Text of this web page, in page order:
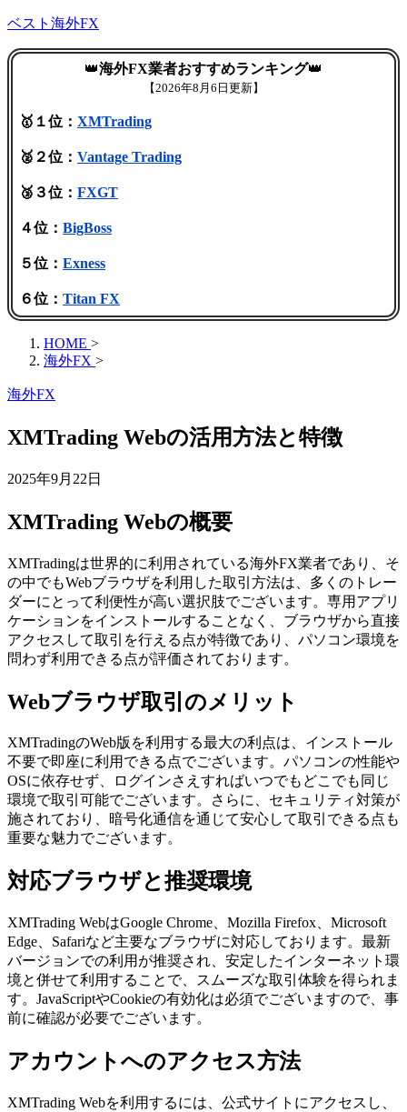
ベスト海外FX
👑海外FX業者おすすめランキング👑
【2026年8月6日更新】
🥇１位： XMTrading
🥈２位： Vantage Trading
🥉３位： FXGT
４位： BigBoss
５位： Exness
６位： Titan FX
HOME >
海外FX >
海外FX
XMTrading Webの活用方法と特徴
2025年9月22日
XMTrading Webの概要
XMTradingは世界的に利用されている海外FX業者であり、そ
の中でもWebブラウザを利用した取引方法は、多くのトレー
ダーにとって利便性が高い選択肢でございます。専用アプリ
ケーションをインストールすることなく、ブラウザから直接
アクセスして取引を行える点が特徴であり、パソコン環境を
問わず利用できる点が評価されております。
Webブラウザ取引のメリット
XMTradingのWeb版を利用する最大の利点は、インストール
不要で即座に利用できる点でございます。パソコンの性能や
OSに依存せず、ログインさえすればいつでもどこでも同じ
環境で取引可能でございます。さらに、セキュリティ対策が
施されており、暗号化通信を通じて安心して取引できる点も
重要な魅力でございます。
対応ブラウザと推奨環境
XMTrading WebはGoogle Chrome、Mozilla Firefox、Microsoft
Edge、Safariなど主要なブラウザに対応しております。最新
バージョンでの利用が推奨され、安定したインターネット環
境と併せて利用することで、スムーズな取引体験を得られま
す。JavaScriptやCookieの有効化は必須でございますので、事
前に確認が必要でございます。
アカウントへのアクセス方法
XMTrading Webを利用するには、公式サイトにアクセスし、